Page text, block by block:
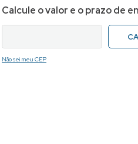
Não sei meu CEP